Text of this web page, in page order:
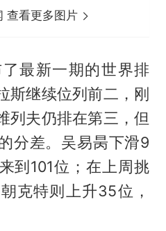
查看更多图片
最新一期的世界排
斯继续位列前二，刚
列夫仍排在第三，但
分差。 吴易昺下滑9
到101位；在上周挑
克特则上升35位，